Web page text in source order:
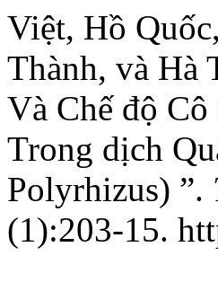
Việt, Hồ
Thành, và Hà
Và Chế độ
Trong dịch
Polyrhizus) ”.
(1):203-15.